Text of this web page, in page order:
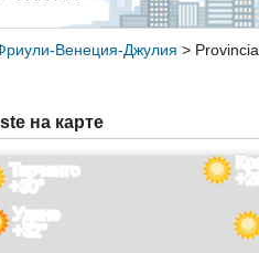
Венеция-Джулия >
на карте
Удине
+32°
Тарченто
+30°